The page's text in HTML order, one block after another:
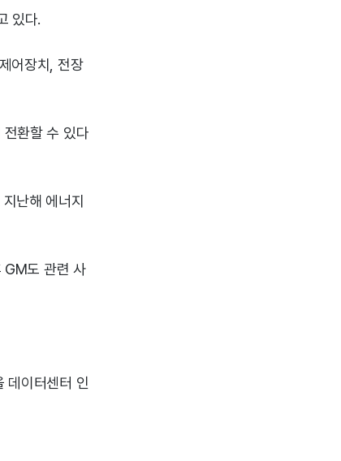
있다.
어장치, 전장
환할 수 있다
난해 에너지
GM도 관련 사
데이터센터 인